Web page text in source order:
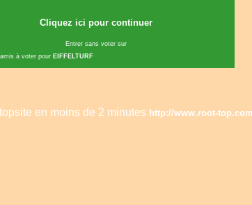
Cliquez ici pour continuer
Entrer sans voter sur
à voter pour EIFFELTURF
en moins de 2 minutes http://www.root-